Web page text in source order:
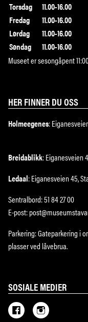
Torsdag
11.00-16.00
Fredag
11.00-16.00
Lørdag
11.00-16.00
Søndag
11.00-16.00
Museet er sesongåpent
HER FINNER DU OSS
Holmeegenes:
Breidablikk: Eiganesveien
Ledaal: Eiganesveien 45,
Sentralbord: 51 84 27 00
E-post:
Parkering: Gateparkering i
plasser ved låvebrua.
SOSIALE MEDIER